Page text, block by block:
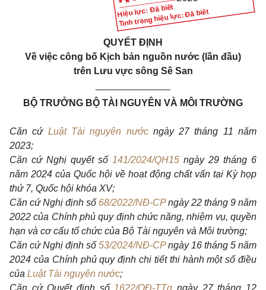
Hiệu lực: Đã biết
Tình trạng hiệu lực: Đã biết
QUYẾT ĐỊNH
Về việc công bố Kịch bản nguồn nước (lần đầu)
trên Lưu vực sông Sê San
BỘ TRƯỞNG BỘ TÀI NGUYÊN VÀ MÔI TRƯỜNG
Căn cứ Luật Tài nguyên nướcngày 27 tháng 11 năm
2023;
Căn cứ Nghị quyết số 141/2024/QH15 ngày 29 tháng 6
năm 2024 của Quốc hội về hoạt động chất vấn tại Kỳ họp
thứ 7, Quốc hội khóa XV;
Căn cứ Nghị định số 68/2022/NĐ-CPngày 22 tháng 9 năm
2022 của Chính phủ quy định chức năng, nhiệm vụ, quyền
hạn và cơ cấu tổ chức của Bộ Tài nguyên và Môi trường;
Căn cứ Nghị định số 53/2024/NĐ-CPngày 16 tháng 5 năm
2024 của Chính phủ quy định chi tiết thi hành một số điều
của Luật Tài nguyên nước;